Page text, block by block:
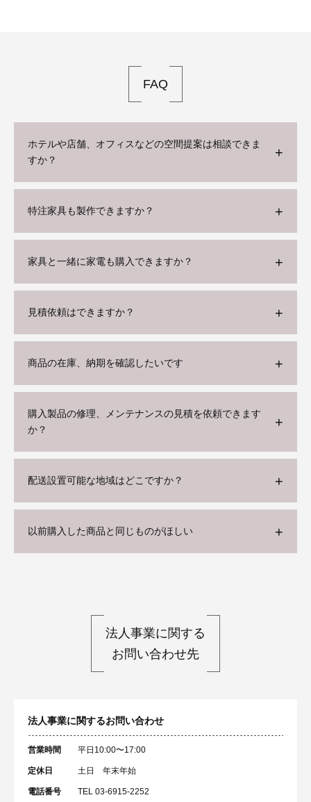
FAQ
ホテルや店舗、オフィスなどの空間提案は相談できま
すか？
特注家具も製作できますか？
家具と一緒に家電も購入できますか？
見積依頼はできますか？
商品の在庫、納期を確認したいです
購入製品の修理、メンテナンスの見積を依頼できます
か？
配送設置可能な地域はどこですか？
以前購入した商品と同じものがほしい
法人事業に関する
お問い合わせ先
法人事業に関するお問い合わせ
営業時間 平日10:00〜17:00
定休日 土日 年末年始
電話番号 TEL 03-6915-2252